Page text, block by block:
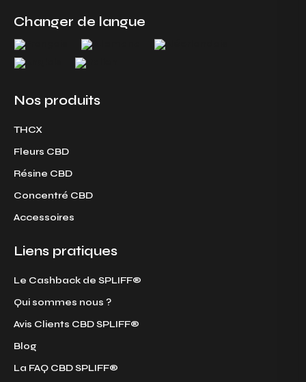
a
m
k
Changer de langue
Nos produits
THCX
Fleurs CBD
Résine CBD
Concentré CBD
Accessoires
Liens pratiques
Le Cashback de SPLIFF®
Qui sommes nous ?
Avis Clients CBD SPLIFF®
Blog
La FAQ CBD SPLIFF®